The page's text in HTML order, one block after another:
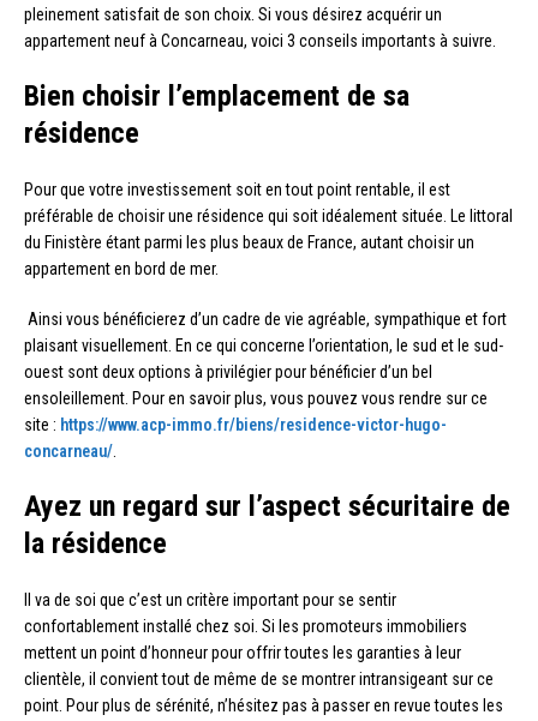
pleinement satisfait de son choix. Si vous désirez acquérir un
appartement neuf à Concarneau, voici 3 conseils importants à suivre.
Bien choisir l’emplacement de sa
résidence
Pour que votre investissement soit en tout point rentable, il est
préférable de choisir une résidence qui soit idéalement située. Le littoral
du Finistère étant parmi les plus beaux de France, autant choisir un
appartement en bord de mer.
Ainsi vous bénéficierez d’un cadre de vie agréable, sympathique et fort
plaisant visuellement. En ce qui concerne l’orientation, le sud et le sud-
ouest sont deux options à privilégier pour bénéficier d’un bel
ensoleillement. Pour en savoir plus, vous pouvez vous rendre sur ce
site : https://www.acp-immo.fr/biens/residence-victor-hugo-
concarneau/.
Ayez un regard sur l’aspect sécuritaire de
la résidence
Il va de soi que c’est un critère important pour se sentir
confortablement installé chez soi. Si les promoteurs immobiliers
mettent un point d’honneur pour offrir toutes les garanties à leur
clientèle, il convient tout de même de se montrer intransigeant sur ce
point. Pour plus de sérénité, n’hésitez pas à passer en revue toutes les